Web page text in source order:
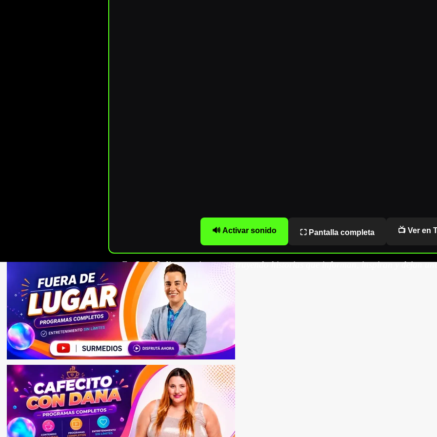
🔊 Activar sonido ⛶ Pantalla completa 📺 Ver en
EnSur Mediosseguimos construyendo historias que informan, inspiran y dejan